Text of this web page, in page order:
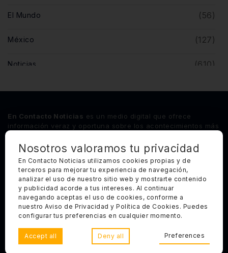
El Mundo (56)
México (127)
Noticias (610)
Querétaro
En Contacto Noticias es un medio digital que ofrece
información veraz y oportuna sobre los acontecimientos más
principales sucesos nacionales e internacionales.
Síguenos
Categorías Principales
Otros Enlaces
Copyright 2025, Todos los derechos reservados. En Contacto
Noticias
Nosotros valoramos tu privacidad
En Contacto Noticias utilizamos cookies propias y de
terceros para mejorar tu experiencia de navegación,
analizar el uso de nuestro sitio web y mostrarte contenido
y publicidad acorde a tus intereses. Al continuar
navegando aceptas el uso de cookies, conforme a
nuestro Aviso de Privacidad y Política de Cookies. Puedes
configurar tus preferencias en cualquier momento.
Accept all Deny all Preferences